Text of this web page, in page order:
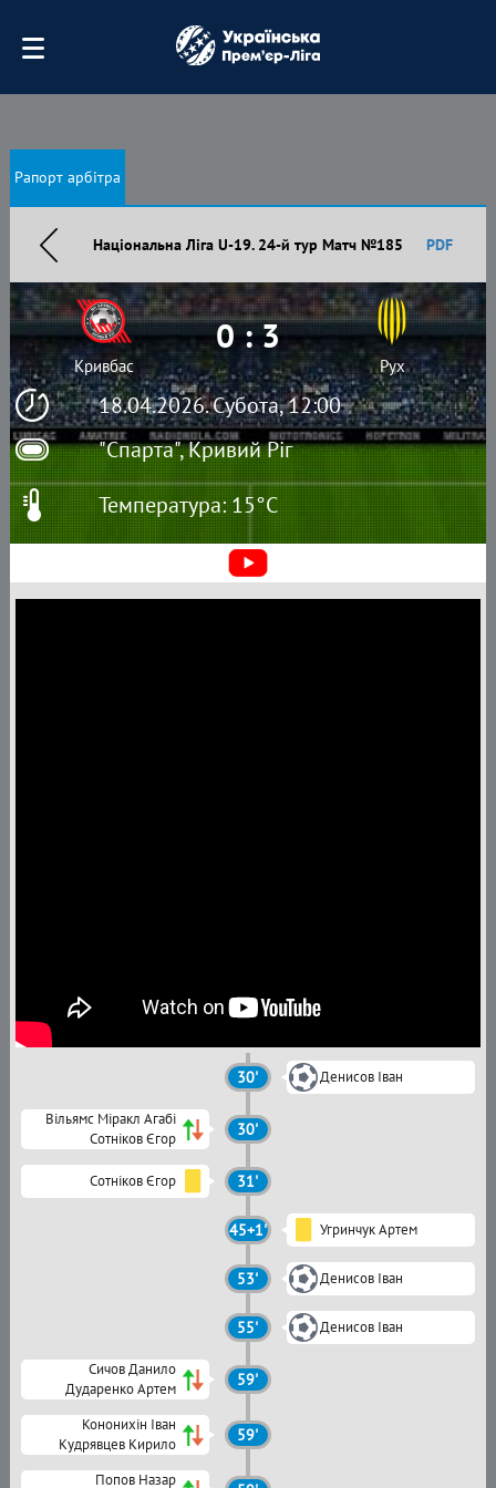
Рапорт арбітра
Національна Ліга U-19. 24-й тур Матч №185 PDF
18.04.2026. Субота, 12:00
"Спарта", Кривий Ріг
Кривбас
0 : 3
Рух
Температура: 15°C
30' Денисов Іван
Вільямс Міракл Агабі
Сотніков Єгор
30'
Сотніков Єгор 31'
45+1' Угринчук Артем
53' Денисов Іван
55' Денисов Іван
Сичов Данило
Дударенко Артем
59'
Кононихін Іван
Кудрявцев Кирило
59'
Попов Назар